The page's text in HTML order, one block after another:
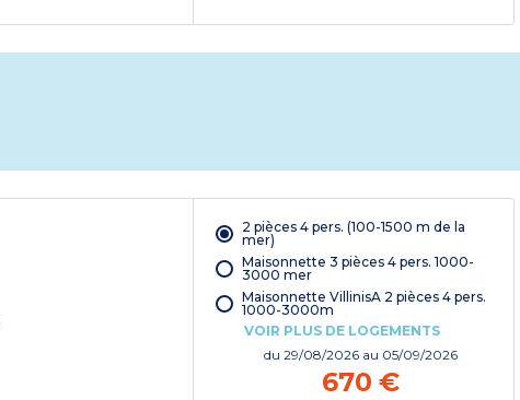
2 pièces 4 pers. (100-1500 m de la
mer)
Maisonnette 3 pièces 4 pers. 1000-
3000 mer
Maisonnette VillinisA 2 pièces 4 pers.
1000-3000m
VOIR PLUS DE LOGEMENTS
du29/08/2026 au 05/09/2026
670 €